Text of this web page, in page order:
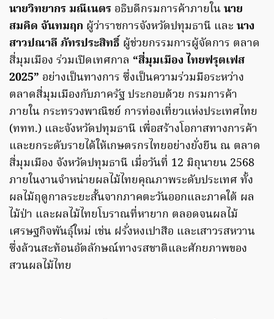
นายวิทยากร มณีเนตร อธิบดีกรมการค้าภายในนาย
สมคิด จันทมฤก ผู้ว่าราชการจังหวัดปทุมธานี และ นาง
สาวปณาลี ภัทรประสิทธิ์ ผู้ช่วยกรรมการผู้จัดการ ตลาด
สี่มุมเมือง ร่วมเปิดเทศกาล “สี่มุมเมือง ไทยฟรุตเฟส
2025” อย่างเป็นทางการ ซึ่งเป็นความร่วมมือระหว่าง
ตลาดสี่มุมเมืองกับภาครัฐ ประกอบด้วย กรมการค้า
ภายใน กระทรวงพาณิชย์ การท่องเที่ยวแห่งประเทศไทย
(ททท.) และจังหวัดปทุมธานี เพื่อสร้างโอกาสทางการค้า
และยกระดับรายได้ให้เกษตรกรไทยอย่างยั่งยืน ณ ตลาด
สี่มุมเมือง จังหวัดปทุมธานี เมื่อวันที่ 12 มิถุนายน 2568
ภายในงานจำหน่ายผลไม้ไทยคุณภาพระดับประเทศ ทั้ง
ผลไม้ฤดูกาลระยะสั้นจากภาคตะวันออกและภาคใต้ ผล
ไม้ป่า และผลไม้ไทยโบราณที่หายาก ตลอดจนผลไม้
เศรษฐกิจพันธุ์ใหม่ เช่น ฝรั่งหงเปาสือ และเสาวรสหวาน
ซึ่งล้วนสะท้อนอัตลักษณ์ทางรสชาติและศักยภาพของ
สวนผลไม้ไทย